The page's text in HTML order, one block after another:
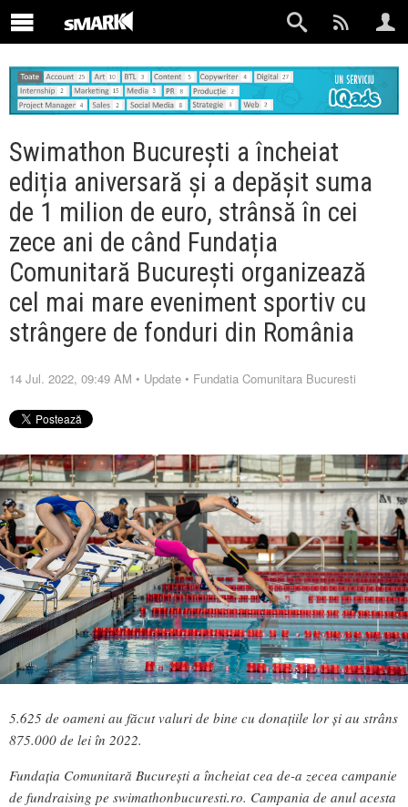
Swimathon București a încheiat
ediția aniversară și a depășit suma
de 1 milion de euro, strânsă în cei
zece ani de când Fundația
Comunitară București organizează
cel mai mare eveniment sportiv cu
strângere de fonduri din România
14 Jul. 2022, 09:49 AM • Update • Fundatia Comunitara Bucuresti
5.625 de oameni au făcut valuri de bine cu donațiile lor și au strâns
875.000 de lei în 2022.
Fundația Comunitară București a încheiat cea de-a zecea campanie
de fundraising pe swimathonbucuresti.ro. Campania de anul acesta